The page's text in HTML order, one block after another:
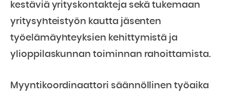
kestäviä yrityskontakteja sekä tukemaan
yritysyhteistyön kautta jäsenten
työelämäyhteyksien kehittymistä ja
ylioppilaskunnan toiminnan rahoittamista.
Myyntikoordinaattori säännöllinen työaika